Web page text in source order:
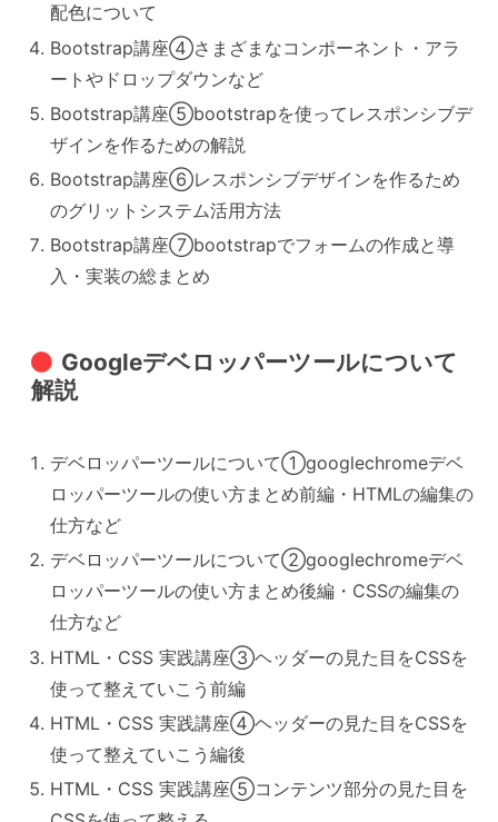
配色について
Bootstrap講座④さまざまなコンポーネント・アラ
ートやドロップダウンなど
Bootstrap講座⑤bootstrapを使ってレスポンシブデ
ザインを作るための解説
Bootstrap講座⑥レスポンシブデザインを作るため
のグリットシステム活用方法
Bootstrap講座⑦bootstrapでフォームの作成と導
入・実装の総まとめ
Googleデベロッパーツールについて
解説
デベロッパーツールについて①googlechromeデベ
ロッパーツールの使い方まとめ前編・HTMLの編集の
仕方など
デベロッパーツールについて②googlechromeデベ
ロッパーツールの使い方まとめ後編・CSSの編集の
仕方など
HTML・CSS 実践講座③ヘッダーの見た目をCSSを
使って整えていこう前編
HTML・CSS 実践講座④ヘッダーの見た目をCSSを
使って整えていこう編後
HTML・CSS 実践講座⑤コンテンツ部分の見た目を